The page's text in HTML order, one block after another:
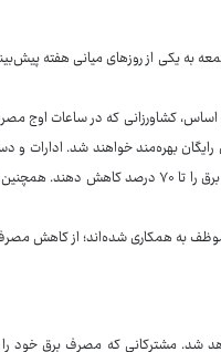
به یکی از روزهای میانی هفته
کشاورزانی که در ساعات اوج
بهره‌مند خواهند شد. ادارات و
به همکاری شده‌اند؛ از کاهش